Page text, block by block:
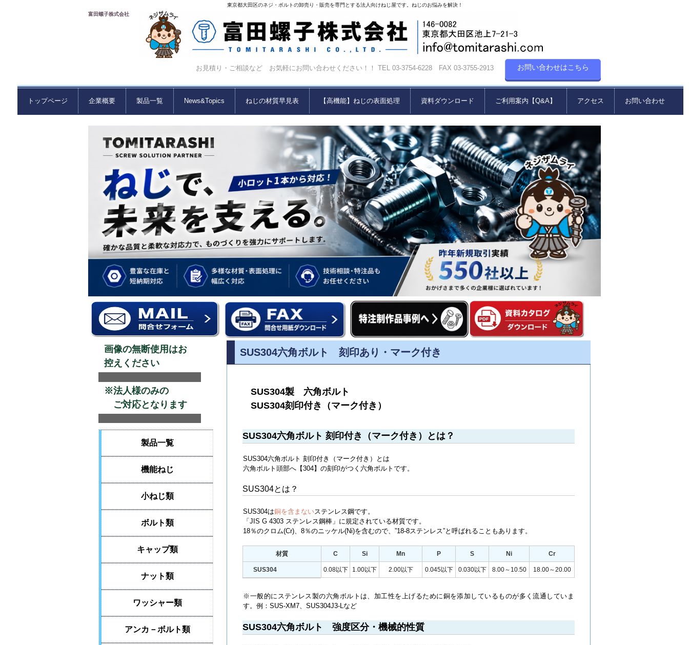
富田螺子株式会社
東京都大田区のネジ・ボルトの卸売り・販売を専門とする法人向けねじ屋です。ねじのお悩みを解決！
お見積り・ご相談など お気軽にお問い合わせください！！ TEL 03-3754-6228 FAX 03-3755-2913 お問い合わせはこちら
トップページ 企業概要 製品一覧 News&Topics ねじの材質早見表 【高機能】ねじの表面処理 資料ダウンロード ご利用案内【Q&A】 アクセス お問い合わせ
SUS304六角ボルト 刻印あり・マーク付き
SUS304製 六角ボルト
SUS304刻印付き（マーク付き）
SUS304六角ボルト 刻印付き（マーク付き）とは？
SUS304六角ボルト 刻印付き（マーク付き）とは
六角ボルト頭部へ【304】の刻印がつく六角ボルトです。
SUS304とは？
SUS304は銅を含まないステンレス鋼です。
「JIS G 4303 ステンレス鋼棒」に規定されている材質です。
18％のクロム(Cr)、8％のニッケル(Ni)を含むので、”18-8ステンレス”と呼ばれることもあります。
材質 C Si Mn P S Ni Cr
SUS304 0.08以下 1.00以下 2.00以下 0.045以下 0.030以下 8.00～10.50 18.00～20.00
※一般的にステンレス製の六角ボルトは、加工性を上げるために銅を添加しているものが多く流通していま
す。例：SUS-XM7、SUS304J3-Lなど
SUS304六角ボルト 強度区分・機械的性質
画像の無断使用はお
控えください
※法人様のみの
ご対応となります
製品一覧
機能ねじ
小ねじ類
ボルト類
キャップ類
ナット類
ワッシャー類
アンカ－ボルト類